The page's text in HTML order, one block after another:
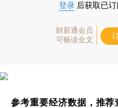
登录 后获取已
财新通会员
可畅读全文
参考重要经济数据，推荐